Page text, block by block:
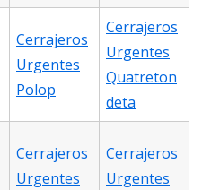
Cerrajeros
Urgentes
Polop
Cerrajeros
Urgentes
Quatreton
deta
Cerrajeros
Urgentes
Cerrajeros
Urgentes